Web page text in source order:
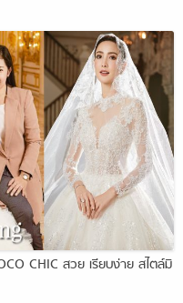
CHIC สวย เรียบง่าย สไตล์มิ